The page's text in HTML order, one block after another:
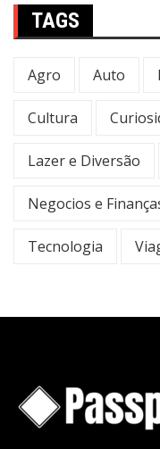
TAGS
Agro Auto
Cultura
Lazer e Diversão
Negocios e
Tecnologia